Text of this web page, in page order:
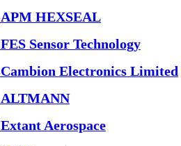
APM HEXSEAL
FES Sensor Technology
Cambion Electronics Limited
ALTMANN
Extant Aerospace